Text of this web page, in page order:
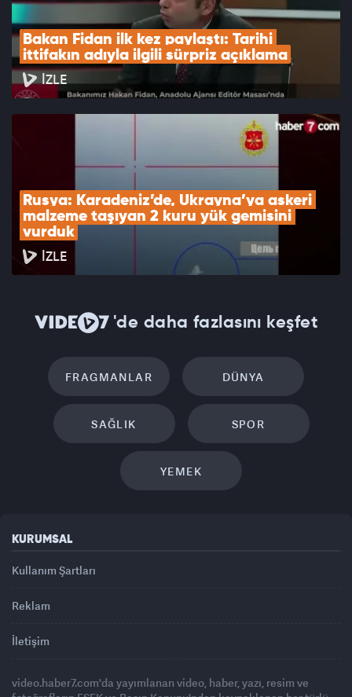
Bakan Fidan ilk kez paylaştı: Tarihi
ittifakın adıyla ilgili sürpriz açıklama
İZLE
Rusya: Karadeniz’de, Ukrayna’ya askeri
malzeme taşıyan 2 kuru yük gemisini
vurduk
İZLE
'de daha fazlasını keşfet
FRAGMANLAR DÜNYA
SAĞLIK SPOR
YEMEK
KURUMSAL
Kullanım Şartları
Reklam
İletişim
video.haber7.com'da yayımlanan video, haber, yazı, resim ve